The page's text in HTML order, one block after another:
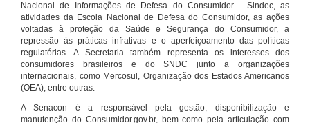
Nacional de Informações de Defesa do Consumidor - Sindec, as
atividades da Escola Nacional de Defesa do Consumidor, as ações
voltadas à proteção da Saúde e Segurança do Consumidor, a
repressão às práticas infrativas e o aperfeiçoamento das políticas
regulatórias. A Secretaria também representa os interesses dos
consumidores brasileiros e do SNDC junto a organizações
internacionais, como Mercosul, Organização dos Estados Americanos
(OEA), entre outras.
A Senacon é a responsável pela gestão, disponibilização e
manutenção do Consumidor.gov.br, bem como pela articulação com